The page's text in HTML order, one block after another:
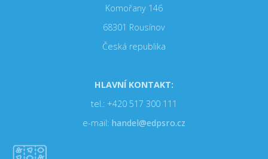
Komořany 146
68301 Rousínov
Česká republika
HLAVNÍ KONTAKT:
tel.: +420 517 300 111
e-mail: handel@edpsro.cz